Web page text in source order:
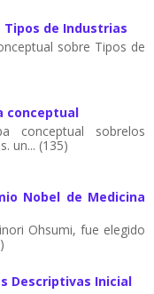
de Industrias
sobre Tipos de
conceptual
conceptual sobrelos
un... (135)
Nobel de Medicina
Ohsumi, fue elegido
Descriptivas Inicial